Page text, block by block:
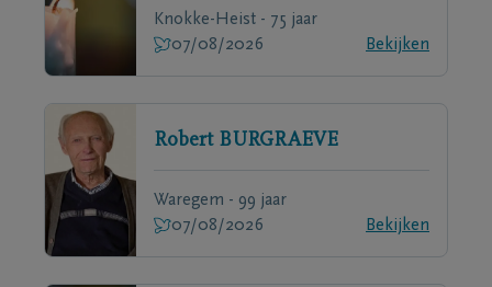
Knokke-Heist - 75 jaar
07/08/2026
Bekijken
Robert BURGRAEVE
Waregem - 99 jaar
07/08/2026
Bekijken